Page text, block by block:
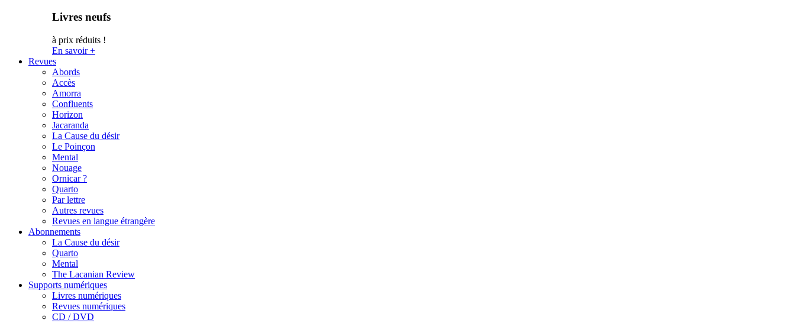
Livres neufs
à prix réduits !
En savoir +
Revues
Abords
Accès
Amorra
Confluents
Horizon
Jacaranda
La Cause du désir
Le Poinçon
Mental
Nouage
Ornicar ?
Quarto
Par lettre
Autres revues
Revues en langue étrangère
Abonnements
La Cause du désir
Quarto
Mental
The Lacanian Review
Supports numériques
Livres numériques
Revues numériques
CD / DVD